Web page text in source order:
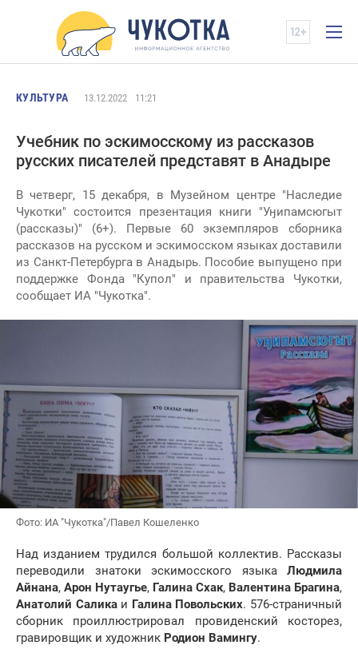
КУЛЬТУРА 13.12.2022 11:21
Учебник по эскимосскому из рассказов
русских писателей представят в Анадыре
В четверг, 15 декабря, в Музейном центре "Наследие
Чукотки" состоится презентация книги "Уӈипамсюгыт
(рассказы)" (6+). Первые 60 экземпляров сборника
рассказов на русском и эскимосском языках доставили
из Санкт-Петербурга в Анадырь. Пособие выпущено при
поддержке Фонда "Купол" и правительства Чукотки,
сообщает ИА "Чукотка".
Фото: ИА "Чукотка"/Павел Кошеленко
Над изданием трудился большой коллектив. Рассказы
переводили знатоки эскимосского языка Людмила
Айнана, Арон Нутаугье, Галина Схак, Валентина Брагина,
Анатолий Саликаи Галина Повольских. 576-страничный
сборник проиллюстрировал провиденский косторез,
гравировщик и художник Родион Вамингу.